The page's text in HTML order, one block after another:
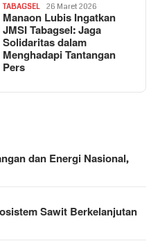
TABAGSEL 26 Maret 2026
Manaon Lubis Ingatkan
JMSI Tabagsel: Jaga
Solidaritas dalam
Menghadapi Tantangan
Pers
dan Energi Nasional,
Sawit Berkelanjutan